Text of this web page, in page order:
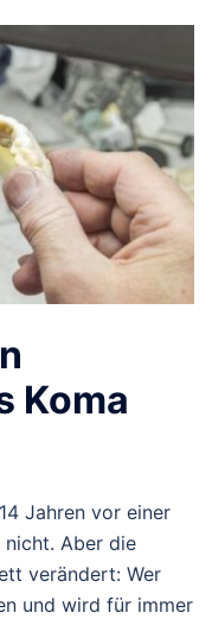
Koma
Jahren vor einer
Aber die
verändert: Wer
und wird für immer